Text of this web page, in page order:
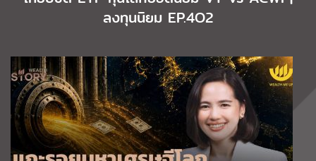
ลงทุนนิยม EP.4O2